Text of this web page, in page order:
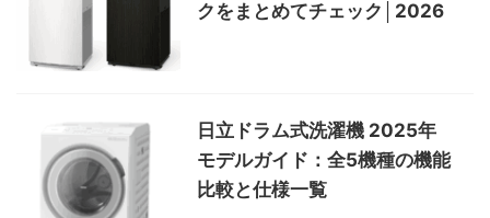
クをまとめてチェック│2026
日立ドラム式洗濯機 2025年
モデルガイド：全5機種の機能
比較と仕様一覧